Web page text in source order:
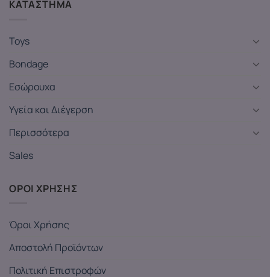
ΚΑΤΑΣΤΗΜΑ
Toys
Bondage
Εσώρουχα
Υγεία και Διέγερση
Περισσότερα
Sales
ΟΡΟΙ ΧΡΗΣΗΣ
Όροι Χρήσης
Αποστολή Προϊόντων
Πολιτική Επιστροφών